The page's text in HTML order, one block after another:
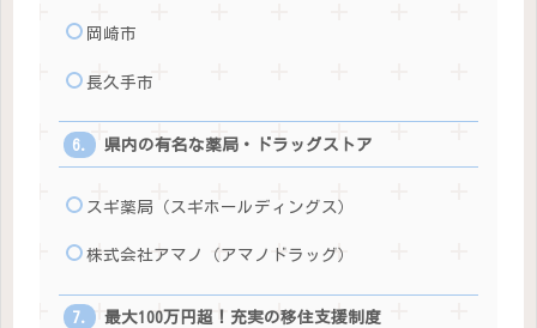
岡崎市
長久手市
県内の有名な薬局・ドラッグストア
スギ薬局（スギホールディングス）
株式会社アマノ（アマノドラッグ）
最大100万円超！充実の移住支援制度